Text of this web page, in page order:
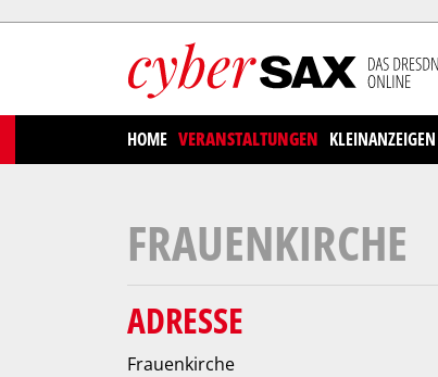
HOME VERANSTALTUNGEN KLEINANZEIGEN
FRAUENKIRCHE
ADRESSE
Frauenkirche